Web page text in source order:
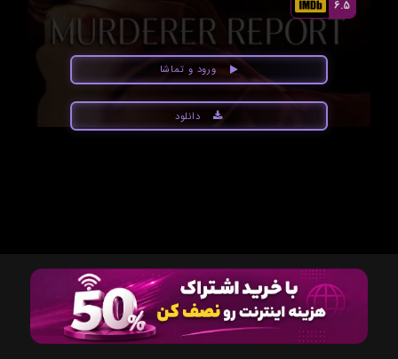
6.5
ورود و تماشا
دانلود